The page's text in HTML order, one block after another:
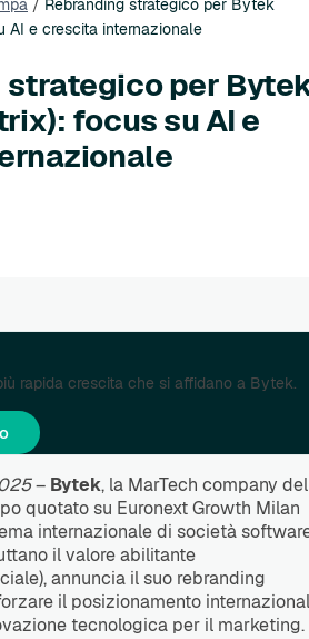
/ Rebranding strategico per Bytek
AI e crescita internazionale
strategico per
focus su AI e
rapida crescita che si affidano a Bytek.
– Bytek, la MarTech company del
quotato su Euronext Growth Milan
internazionale di società
il valore abilitante
annuncia il suo rebranding
il posizionamento
tecnologica per il marketing.